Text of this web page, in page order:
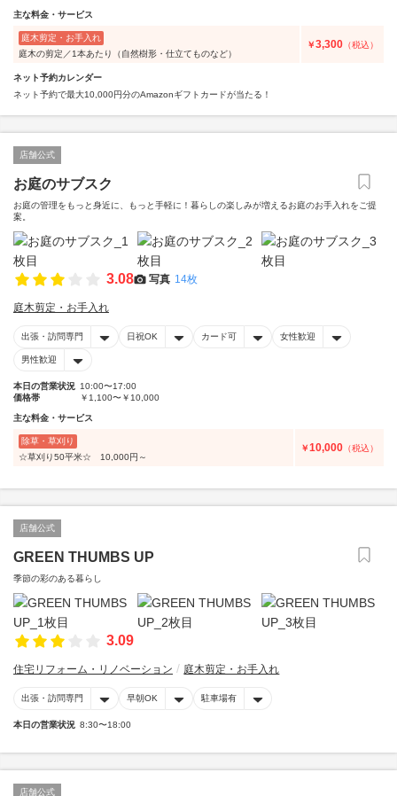
主な料金・サービス
庭木剪定・お手入れ
庭木の剪定／1本あたり（自然樹形・仕立てものなど）
￥3,300 （税込）
ネット予約カレンダー
ネット予約で最大10,000円分のAmazonギフトカードが当たる！
店舗公式
お庭のサブスク
お庭の管理をもっと身近に、もっと手軽に！暮らしの楽しみが増えるお庭のお手入れをご提
案。
3.08 写真 14枚
庭木剪定・お手入れ
出張・訪問専門 日祝OK カード可 女性歓迎
男性歓迎
本日の営業状況 10:00〜17:00
価格帯
￥1,100〜￥10,000
主な料金・サービス
除草・草刈り
☆草刈り50平米☆ 10,000円～
￥10,000 （税込）
店舗公式
GREEN THUMBS UP
季節の彩のある暮らし
3.09
住宅リフォーム・リノベーション 庭木剪定・お手入れ
出張・訪問専門 早朝OK 駐車場有
本日の営業状況 8:30〜18:00
店舗公式